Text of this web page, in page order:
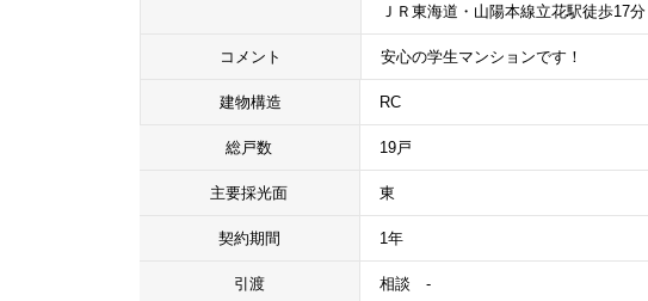
ＪＲ東海道・山陽本線立花駅徒歩17分
コメント 安心の学生マンションです！
建物構造 RC
総戸数 19戸
主要採光面 東
契約期間 1年
引渡 相談 -